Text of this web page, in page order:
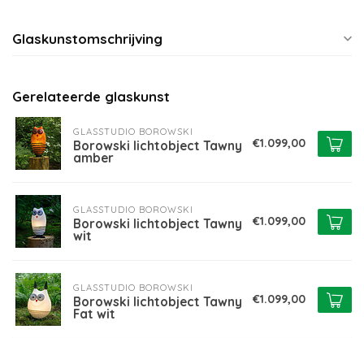
Glaskunstomschrijving
Gerelateerde glaskunst
GLASSTUDIO BOROWSKI
Borowski lichtobject Tawny
amber
€1.099,00
GLASSTUDIO BOROWSKI
Borowski lichtobject Tawny
wit
€1.099,00
GLASSTUDIO BOROWSKI
Borowski lichtobject Tawny
Fat wit
€1.099,00